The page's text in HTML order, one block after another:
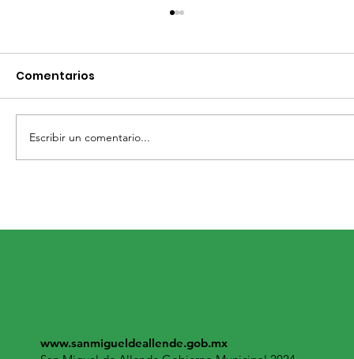
Comentarios
Escribir un comentario...
www.sanmigueldeallende.gob.mx